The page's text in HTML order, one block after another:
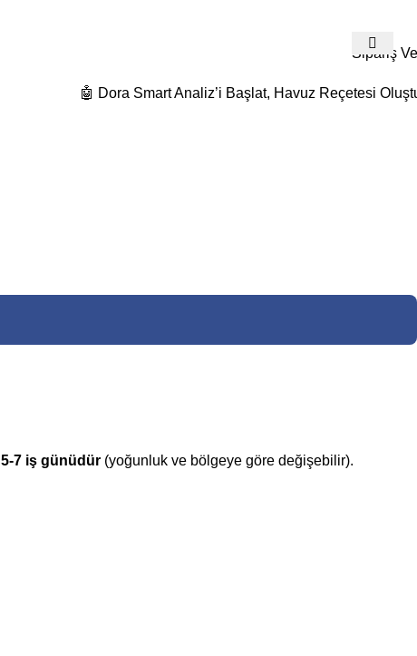
Sipariş
🤖 Dora Smart Analiz’i Başlat, Havuz Reçetesi
5-7 iş günüdür (yoğunluk ve bölgeye göre değişebilir).